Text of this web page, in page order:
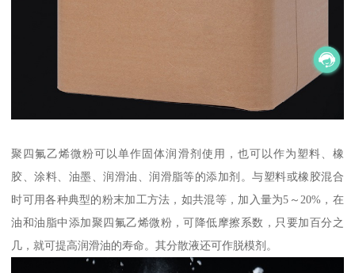
聚四氟乙烯微粉可以单作固体润滑剂使用，也可以作为塑料、橡
胶、涂料、油墨、润滑油、润滑脂等的添加剂。与塑料或橡胶混合
时可用各种典型的粉末加工方法，如共混等，加入量为5～20%，在
油和油脂中添加聚四氟乙烯微粉，可降低摩擦系数，只要加百分之
几，就可提高润滑油的寿命。其分散液还可作脱模剂。